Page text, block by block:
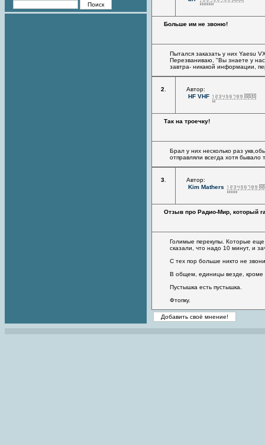
Больше им не звоню!
Пытался заказать у них Yaesu
Перезваниваю, "Вы знаете у
завтра- никакой информации,
2
Автор:
HF VHF
Так на троечку!
Брал у них несколько раз
отправляли всегда хотя
3
Автор:
Kim Mathers
Отзыв про Радио-Мир, который
Голимые перекупы. Которые
сказали, что надо 10 минут, и
С тех пор больше никто не
В общем, единицы везде, кроме
Пустышка есть пустышка.
Фтопку.